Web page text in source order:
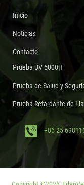
Inicio
Noticias
Contacto
Prueba UV 5000H
Prueba de Salud y
Prueba Retardante de
+86 25